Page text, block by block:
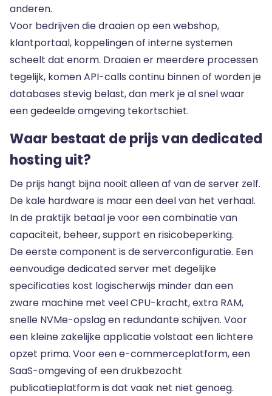
anderen.
Voor bedrijven die draaien op een webshop,
klantportaal, koppelingen of interne systemen
scheelt dat enorm. Draaien er meerdere processen
tegelijk, komen API-calls continu binnen of worden je
databases stevig belast, dan merk je al snel waar
een gedeelde omgeving tekortschiet.
Waar bestaat de prijs van dedicated
hosting uit?
De prijs hangt bijna nooit alleen af van de server zelf.
De kale hardware is maar een deel van het verhaal.
In de praktijk betaal je voor een combinatie van
capaciteit, beheer, support en risicobeperking.
De eerste component is de serverconfiguratie. Een
eenvoudige dedicated server met degelijke
specificaties kost logischerwijs minder dan een
zware machine met veel CPU-kracht, extra RAM,
snelle NVMe-opslag en redundante schijven. Voor
een kleine zakelijke applicatie volstaat een lichtere
opzet prima. Voor een e-commerceplatform, een
SaaS-omgeving of een drukbezocht
publicatieplatform is dat vaak net niet genoeg.